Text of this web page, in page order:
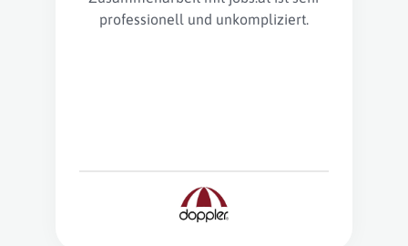
professionell und unkompliziert.